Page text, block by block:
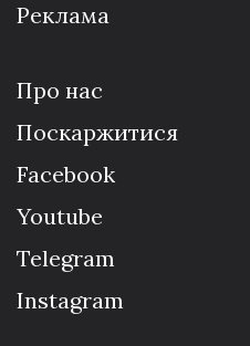
Реклама
Про нас
Поскаржитися
Facebook
Youtube
Telegram
Instagram